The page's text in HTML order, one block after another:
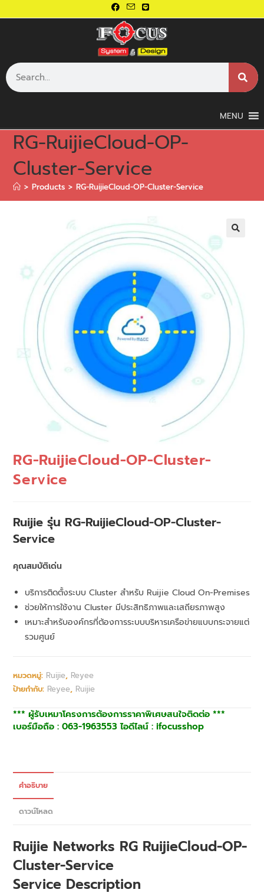
MENU
RG-RuijieCloud-OP-
Cluster-Service
> Products > RG-RuijieCloud-OP-Cluster-Service
RG-RuijieCloud-OP-Cluster-
Service
Ruijie รุ่น RG-RuijieCloud-OP-Cluster-
Service
คุณสมบัติเด่น
บริการติดตั้งระบบ Cluster สำหรับ Ruijie Cloud On-Premises
ช่วยให้การใช้งาน Cluster มีประสิทธิภาพและเสถียรภาพสูง
เหมาะสำหรับองค์กรที่ต้องการระบบบริหารเครือข่ายแบบกระจายแต่
รวมศูนย์
หมวดหมู่: Ruijie, Reyee
ป้ายกำกับ: Reyee, Ruijie
*** ผู้รับเหมาโครงการต้องการราคาพิเศษสนใจติดต่อ ***
เบอร์มือถือ : 063-1963553 ไอดีไลน์ : ifocusshop
คำอธิบาย
ดาวน์โหลด
Ruijie Networks RG RuijieCloud-OP-
Cluster-Service
Service Description